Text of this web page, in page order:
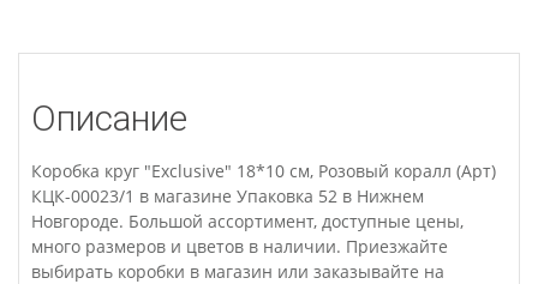
Описание
Коробка круг "Exclusive" 18*10 см, Розовый коралл (Арт)
КЦК-00023/1 в магазине Упаковка 52 в Нижнем
Новгороде. Большой ассортимент, доступные цены,
много размеров и цветов в наличии. Приезжайте
выбирать коробки в магазин или заказывайте на